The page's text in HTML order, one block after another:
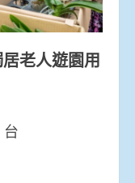
老人遊園用
台